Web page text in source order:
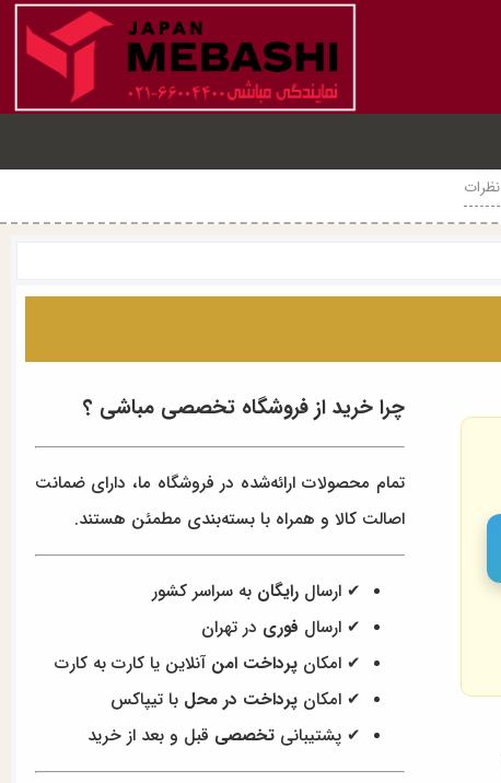
نظرات
چرا خرید از فروشگاه تخصصی مباشی ؟
تمام محصولات ارائه‌شده در فروشگاه ما، دارای ضمانت
اصالت کالا و همراه با بسته‌بندی مطمئن هستند.
✔ ارسالرایگان به سراسر کشور
✔ ارسال فوری در تهران
✔ امکانپرداخت امن آنلاین یا کارت به کارت
✔ امکانپرداخت در محل با تیپاکس
✔ پشتیبانیتخصصی قبل و بعد از خرید